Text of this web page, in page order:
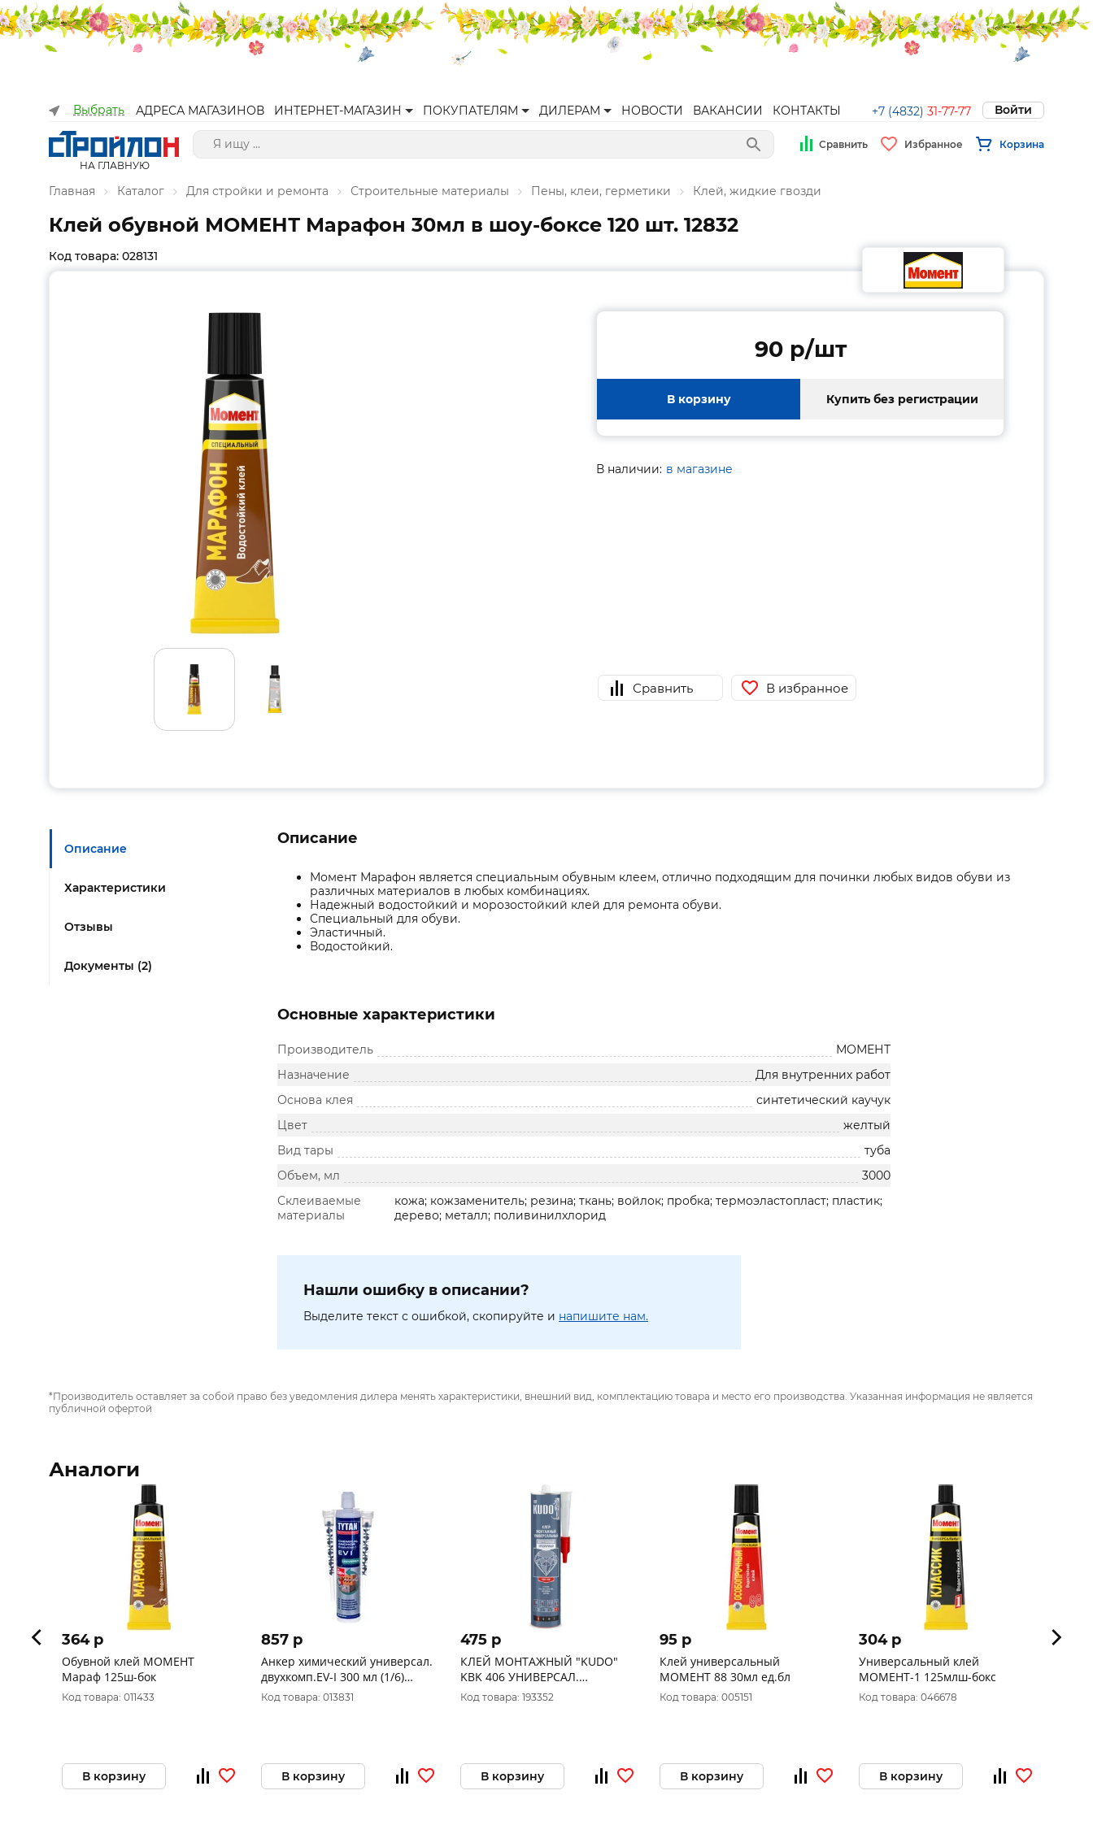
Выбрать АДРЕСА МАГАЗИНОВ ИНТЕРНЕТ-МАГАЗИН ПОКУПАТЕЛЯМ ДИЛЕРАМ НОВОСТИ ВАКАНСИИ КОНТАКТЫ +7 (4832) 31-77-77 Войти
НА ГЛАВНУЮ
Сравнить Избранное Корзина
Главная Каталог Для стройки и ремонта Строительные материалы Пены, клеи, герметики Клей, жидкие гвозди
Клей обувной МОМЕНТ Марафон 30мл в шоу-боксе 120 шт. 12832
Код товара: 028131
90 p/шт
В корзину Купить без регистрации
В наличии: в магазине
Сравнить В избранное
Описание
Характеристики
Отзывы
Документы (2)
Описание
Момент Марафон является специальным обувным клеем, отлично подходящим для починки любых видов обуви из
различных материалов в любых комбинациях.
Надежный водостойкий и морозостойкий клей для ремонта обуви.
Специальный для обуви.
Эластичный.
Водостойкий.
Основные характеристики
Производитель
МОМЕНТ
Назначение
Для внутренних работ
Основа клея
синтетический каучук
Цвет
желтый
Вид тары
туба
Объем, мл
3000
Склеиваемые
материалы
кожа; кожзаменитель; резина; ткань; войлок; пробка; термоэластопласт; пластик;
дерево; металл; поливинилхлорид
Нашли ошибку в описании?
Выделите текст с ошибкой, скопируйте и напишите нам.
*Производитель оставляет за собой право без уведомления дилера менять характеристики, внешний вид, комплектацию товара и место его производства. Указанная информация не является
публичной офертой
Аналоги
364 p
Обувной клей МОМЕНТ
Мараф 125ш-бок
Код товара: 011433
В корзину
857 p
Анкер химический универсал.
двухкомп.EV-I 300 мл (1/6)
"TYTAN PROFESSIONAL"263748
Код товара: 013831
В корзину
475 p
КЛЕЙ МОНТАЖНЫЙ "KUDO"
KBK 406 УНИВЕРСАЛ.
КАУЧУКОВЫЙ ПРОЗРАЧНЫЙ
300 МЛ (1/12)
Код товара: 193352
В корзину
95 p
Клей универсальный
МОМЕНТ 88 30мл ед.бл
Код товара: 005151
В корзину
304 p
Универсальный клей
МОМЕНТ-1 125млш-бокс
Код товара: 046678
В корзину
93 p